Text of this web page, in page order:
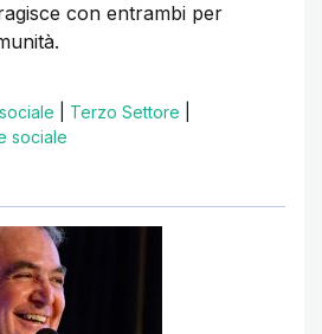
con entrambi per
Terzo Settore
sociale